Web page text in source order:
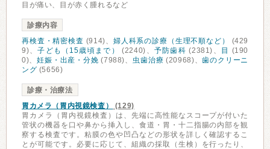
目が痛い、目が赤く腫れるなど
診療内容
再検査・精密検査 (914)、 婦人科系の診療（生理不順など）
(429
9)、子ども（15歳頃まで） (2240)、 予防歯科 (2381)、 目
(190
0)、妊娠・出産・分娩 (7988)、 虫歯治療 (20968)、歯のクリーニ
ング (5656)
診療・治療法
胃カメラ（胃内視鏡検査）
(129)
胃カメラ（胃内視鏡検査）は、先端に高性能なスコープが付いた
管状の機器を口や鼻から挿入し、食道・胃・十二指腸の内部を観
察する検査です。粘膜の色や凹凸などの形状を詳しく確認するこ
とが可能です。必要に応じて、組織の採取（生検）を行ったり、